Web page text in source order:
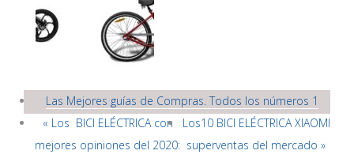
Las Mejores guías de Compras. Todos los números 1
« Los BICI ELÉCTRICA con
mejores opiniones del 2020:
Los10 BICI ELÉCTRICA XIAOMI
superventas del mercado »